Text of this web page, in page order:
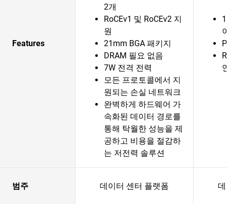
Features
2개
RoCEv1 및 RoCEv2 지
원
21mm BGA 패키지
DRAM 필요 없음
7W 전격 전력
모든 프로토콜에서 지
원되는 손실 네트워크
완벽하게 하드웨어 가
속화된 데이터 경로를
통해 탁월한 성능을 제
공하고 비용을 절감하
는 저전력 솔루션
범주 데이터 센터 플랫폼